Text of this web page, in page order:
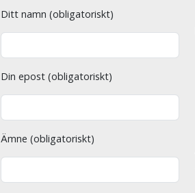
Ditt namn (obligatoriskt)
Din epost (obligatoriskt)
Ämne (obligatoriskt)